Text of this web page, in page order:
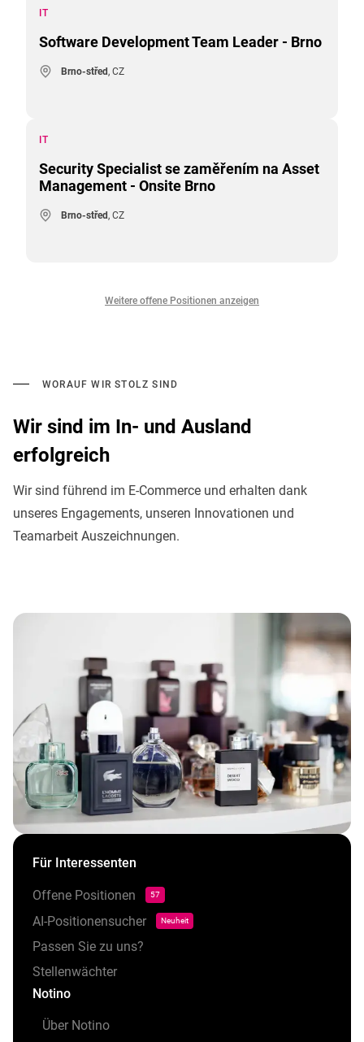
IT
Software Development Team Leader - Brno
Brno-střed, CZ
IT
Security Specialist se zaměřením na Asset
Management - Onsite Brno
Brno-střed, CZ
Weitere offene Positionen anzeigen
WORAUF WIR STOLZ SIND
Wir sind im In- und Ausland
erfolgreich
Wir sind führend im E-Commerce und erhalten dank
unseres Engagements, unseren Innovationen und
Teamarbeit Auszeichnungen.
Für Interessenten
Offene Positionen 57
AI-Positionensucher Neuheit
Passen Sie zu uns?
Stellenwächter
Notino
Über Notino